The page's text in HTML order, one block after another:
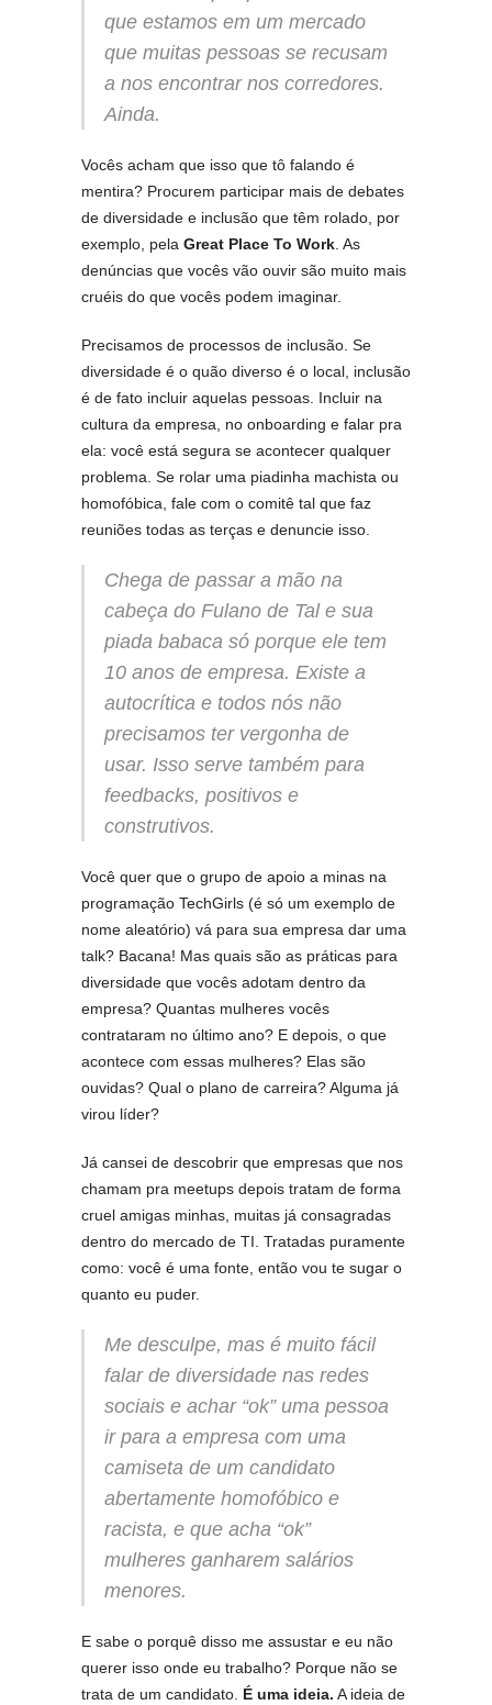
que estamos em um mercado
que muitas pessoas se recusam
a nos encontrar nos corredores.
Ainda.
Vocês acham que isso que tô falando é
mentira? Procurem participar mais de debates
de diversidade e inclusão que têm rolado, por
exemplo, pela Great Place To Work . As
denúncias que vocês vão ouvir são muito mais
cruéis do que vocês podem imaginar.
Precisamos de processos de inclusão. Se
diversidade é o quão diverso é o local, inclusão
é de fato incluir aquelas pessoas. Incluir na
cultura da empresa, no onboarding e falar pra
ela: você está segura se acontecer qualquer
problema. Se rolar uma piadinha machista ou
homofóbica, fale com o comitê tal que faz
reuniões todas as terças e denuncie isso.
Chega de passar a mão na
cabeça do Fulano de Tal e sua
piada babaca só porque ele tem
10 anos de empresa. Existe a
autocrítica e todos nós não
precisamos ter vergonha de
usar. Isso serve também para
feedbacks, positivos e
construtivos.
Você quer que o grupo de apoio a minas na
programação TechGirls (é só um exemplo de
nome aleatório) vá para sua empresa dar uma
talk? Bacana! Mas quais são as práticas para
diversidade que vocês adotam dentro da
empresa? Quantas mulheres vocês
contrataram no último ano? E depois, o que
acontece com essas mulheres? Elas são
ouvidas? Qual o plano de carreira? Alguma já
virou líder?
Já cansei de descobrir que empresas que nos
chamam pra meetups depois tratam de forma
cruel amigas minhas, muitas já consagradas
dentro do mercado de TI. Tratadas puramente
como: você é uma fonte, então vou te sugar o
quanto eu puder.
Me desculpe, mas é muito fácil
falar de diversidade nas redes
sociais e achar “ok” uma pessoa
ir para a empresa com uma
camiseta de um candidato
abertamente homofóbico e
racista, e que acha “ok”
mulheres ganharem salários
menores.
E sabe o porquê disso me assustar e eu não
querer isso onde eu trabalho? Porque não se
trata de um candidato. É uma ideia. A ideia de